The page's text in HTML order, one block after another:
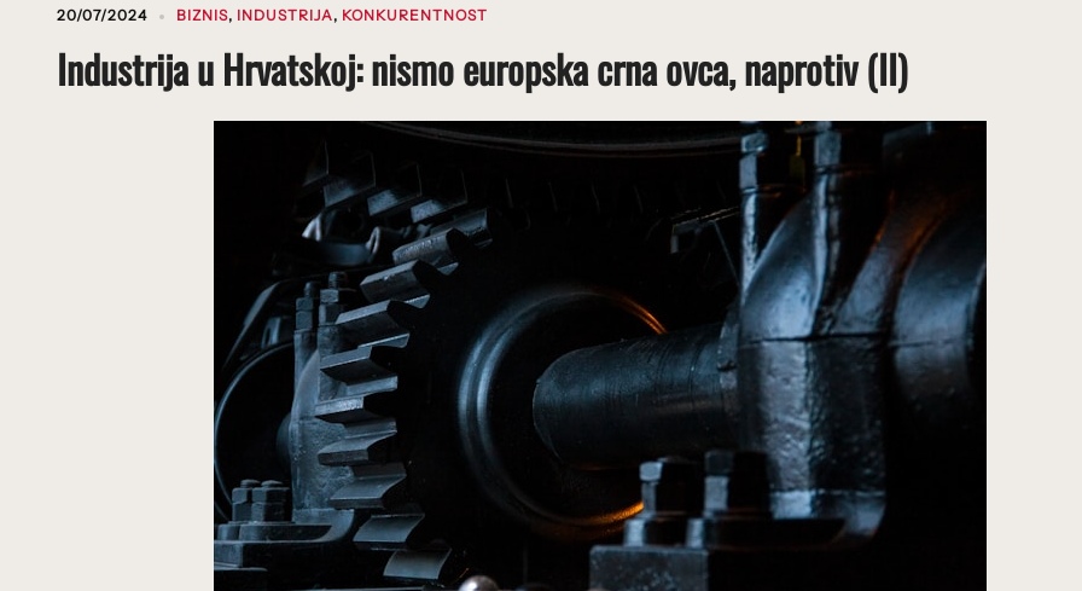
20/07/2024 BIZNIS, INDUSTRIJA, KONKURENTNOST
Industrija u Hrvatskoj: nismo europska crna ovca, naprotiv (II)